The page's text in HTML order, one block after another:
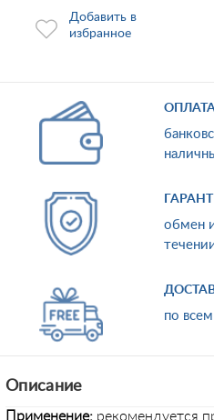
Добавить в
избранное
обмен
по
Описание
Применение: рекомендуется